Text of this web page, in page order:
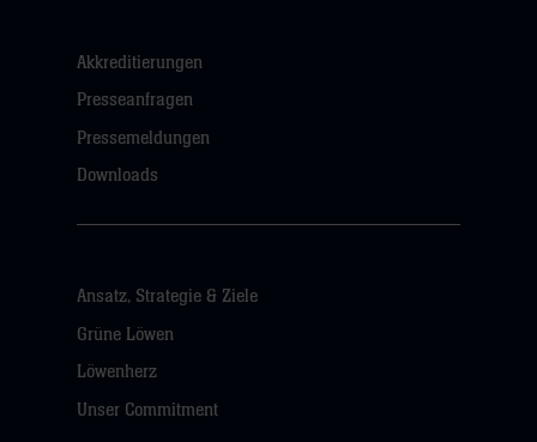
Akkreditierungen
Presseanfragen
Pressemeldungen
Downloads
Ansatz, Strategie & Ziele
Grüne Löwen
Löwenherz
Unser Commitment